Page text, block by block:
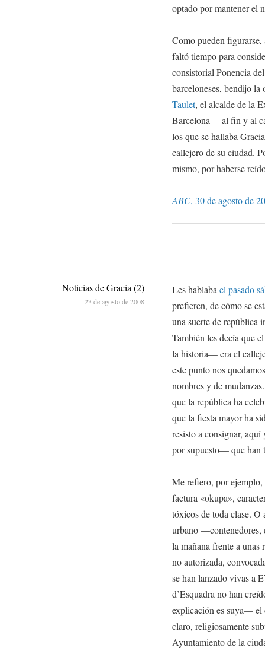
optado por mantener el
Como pueden figurarse,
faltó tiempo para
consistorial Ponencia
barceloneses, bendijo
Taulet, el alcalde de la
Barcelona —al fin y al
los que se hallaba
callejero de su ciudad.
mismo, por haberse
ABC, 30 de agosto de
Les hablaba el pasado
prefieren, de cómo se
una suerte de república
También les decía que
la historia— era el
este punto nos
nombres y de
que la república ha
que la fiesta mayor ha
resisto a consignar,
por supuesto— que han
Me refiero, por ejemplo,
factura «okupa»,
tóxicos de toda clase. O
urbano —contenedores,
la mañana frente a unas
no autorizada,
se han lanzado vivas a
d’Esquadra no han
explicación es suya— el
claro, religiosamente
Ayuntamiento de la
Noticias de Gracia (2)
23 de agosto de 2008